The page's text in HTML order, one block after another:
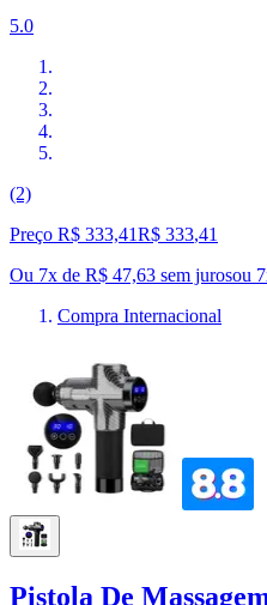
5.0
(2)
Preço R$ 333,41R$ 333,41
Ou 7x de R$ 47,63 sem jurosou 7
Compra Internacional
Pistola De